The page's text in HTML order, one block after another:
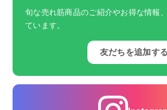
旬な売れ筋商品のご紹介やお得な情報
ています。
友だちを追加する